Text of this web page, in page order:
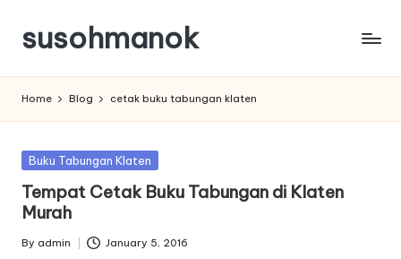
Skip
content
susohmanok
Home Blog cetak buku tabungan klaten
Posted
Buku Tabungan Klaten
Tempat Cetak Buku Tabungan di Klaten
Murah
Posted
By admin January 5, 2016